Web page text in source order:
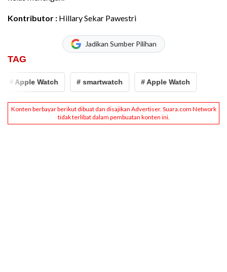
Kontributor : Hillary Sekar Pawestri
Jadikan Sumber Pilihan
TAG
# Apple Watch # smartwatch # Apple Watch